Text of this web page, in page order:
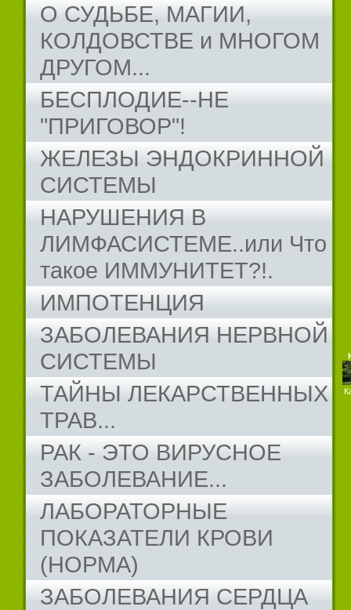
О СУДЬБЕ, МАГИИ,
КОЛДОВСТВЕ и МНОГОМ
ДРУГОМ...
БЕСПЛОДИЕ--НЕ
"ПРИГОВОР"!
ЖЕЛЕЗЫ ЭНДОКРИННОЙ
СИСТЕМЫ
НАРУШЕНИЯ В
ЛИМФАСИСТЕМЕ..или Что
такое ИММУНИТЕТ?!.
ИМПОТЕНЦИЯ
ЗАБОЛЕВАНИЯ НЕРВНОЙ
СИСТЕМЫ
ТАЙНЫ ЛЕКАРСТВЕННЫХ
ТРАВ...
РАК - ЭТО ВИРУСНОЕ
ЗАБОЛЕВАНИЕ...
ЛАБОРАТОРНЫЕ
ПОКАЗАТЕЛИ КРОВИ
(НОРМА)
ЗАБОЛЕВАНИЯ СЕРДЦА